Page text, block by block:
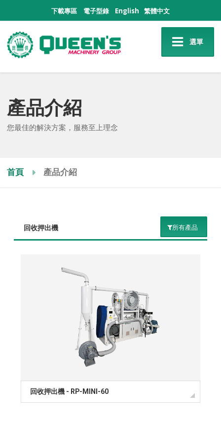
下載專區 電子型錄 English 繁體中文
選單
產品介紹
您最佳的解決方案，服務至上理念
首頁 產品介紹
所有產品
膠版凸版印刷
回收押出機
回收押出機 - RP-MINI-60